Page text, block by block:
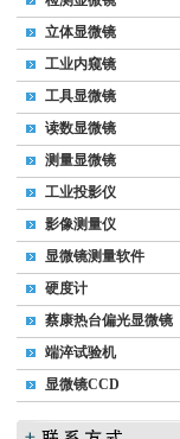
立体显微镜
工业内窥镜
工具显微镜
读数显微镜
测量显微镜
工业投影仪
影像测量仪
显微镜测量软件
硬度计
蔡康热台偏光显微镜
端淬试验机
显微镜CCD